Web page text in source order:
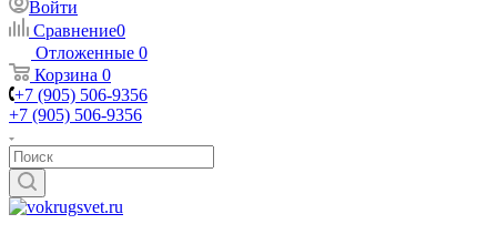
Войти
Сравнение0
Отложенные 0
Корзина 0
+7 (905) 506-9356
+7 (905) 506-9356